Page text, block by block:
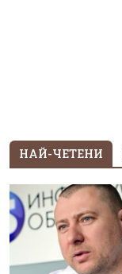
НАЙ-ЧЕТЕНИ